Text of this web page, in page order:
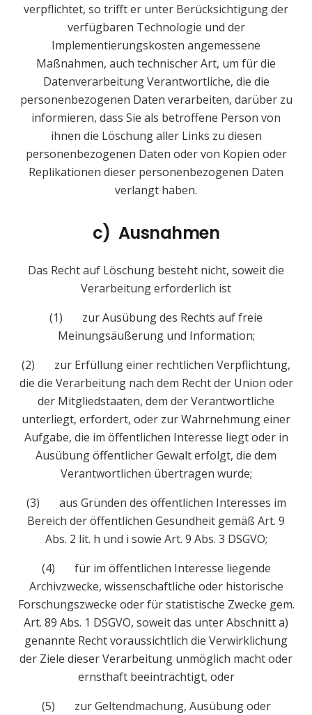
verpflichtet, so trifft er unter Berücksichtigung der
verfügbaren Technologie und der
Implementierungskosten angemessene
Maßnahmen, auch technischer Art, um für die
Datenverarbeitung Verantwortliche, die die
personenbezogenen Daten verarbeiten, darüber zu
informieren, dass Sie als betroffene Person von
ihnen die Löschung aller Links zu diesen
personenbezogenen Daten oder von Kopien oder
Replikationen dieser personenbezogenen Daten
verlangt haben.
c) Ausnahmen
Das Recht auf Löschung besteht nicht, soweit die
Verarbeitung erforderlich ist
(1) zur Ausübung des Rechts auf freie
Meinungsäußerung und Information;
(2) zur Erfüllung einer rechtlichen Verpflichtung,
die die Verarbeitung nach dem Recht der Union oder
der Mitgliedstaaten, dem der Verantwortliche
unterliegt, erfordert, oder zur Wahrnehmung einer
Aufgabe, die im öffentlichen Interesse liegt oder in
Ausübung öffentlicher Gewalt erfolgt, die dem
Verantwortlichen übertragen wurde;
(3) aus Gründen des öffentlichen Interesses im
Bereich der öffentlichen Gesundheit gemäß Art. 9
Abs. 2 lit. h und i sowie Art. 9 Abs. 3 DSGVO;
(4) für im öffentlichen Interesse liegende
Archivzwecke, wissenschaftliche oder historische
Forschungszwecke oder für statistische Zwecke gem.
Art. 89 Abs. 1 DSGVO, soweit das unter Abschnitt a)
genannte Recht voraussichtlich die Verwirklichung
der Ziele dieser Verarbeitung unmöglich macht oder
ernsthaft beeinträchtigt, oder
(5) zur Geltendmachung, Ausübung oder